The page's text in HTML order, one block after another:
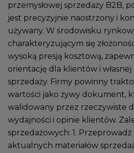
przemysłowej sprzedaży B2B,
jest precyzyjnie naostrzony i
używany. W środowisku
charakteryzującym się
wysoką presją kosztową,
orientację dla klientów i własnej
sprzedaży. Firmy powinny
wartości jako żywy dokument,
walidowany przez rzeczywiste
wydajności i opinie klientów.
sprzedażowych: 1.
aktualnych materiałów